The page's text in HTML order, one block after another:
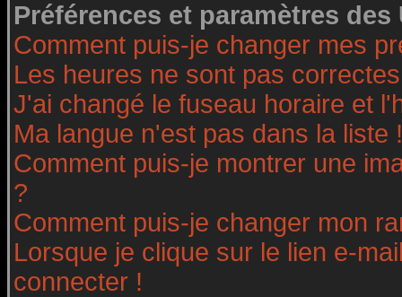
Préférences et paramètres
Comment puis-je changer mes
Les heures ne sont pas
J'ai changé le fuseau horaire et
Ma langue n'est pas dans la liste !
Comment puis-je montrer une
?
Comment puis-je changer mon
Lorsque je clique sur le lien e-
connecter !